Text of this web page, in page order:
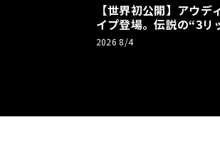
【世界初公開】アウ
イプ登場。伝説の“3リ
リーBEVとして復活【
2026 8/4